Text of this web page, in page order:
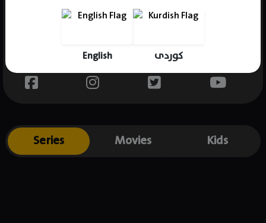
English کوردی
Gender : male
Place of birth : USA
Series Movies Kids